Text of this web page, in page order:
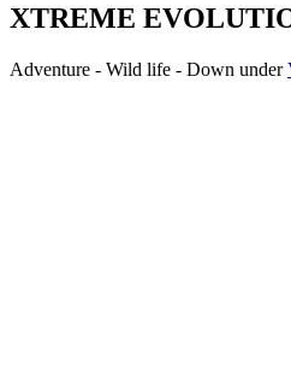
XTREME
Adventure - Wild life - Down under